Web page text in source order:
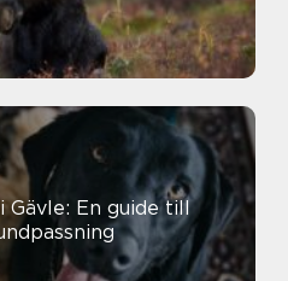
Gävle: En guide till